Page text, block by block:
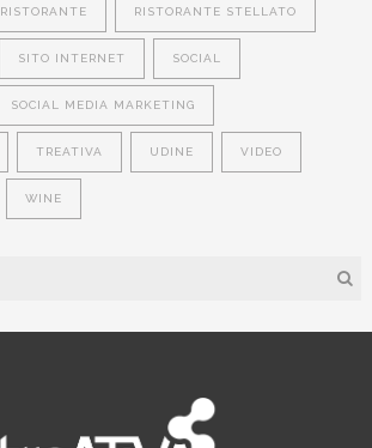
RISTORANTE RISTORANTE STELLATO
SITO INTERNET SOCIAL
SOCIAL MEDIA MARKETING
TREATIVA UDINE VIDEO
WINE